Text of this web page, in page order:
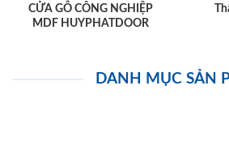
CỬA GỖ CÔNG NGHIỆP
MDF HUYPHATDOOR
DANH MỤC SẢN